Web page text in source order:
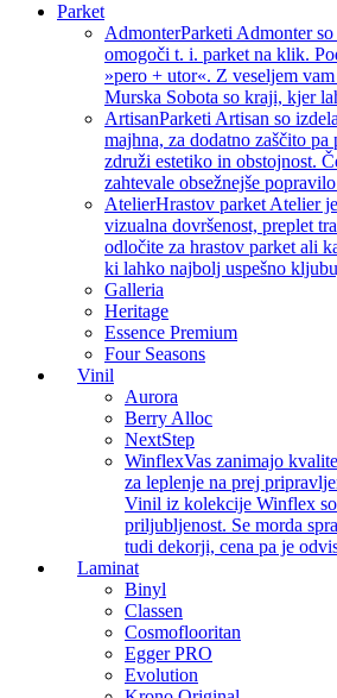
Parket
AdmonterParketi Admonter
omogoči t. i. parket na klik.
»pero + utor«. Z veseljem
Murska Sobota so kraji, kjer
ArtisanParketi Artisan so
majhna, za dodatno zaščito
združi estetiko in obstojnost.
zahtevale obsežnejše
AtelierHrastov parket Atelier
vizualna dovršenost, preplet
odločite za hrastov parket ali
ki lahko najbolj uspešno
Galleria
Heritage
Essence Premium
Four Seasons
Vinil
Aurora
Berry Alloc
NextStep
WinflexVas zanimajo
za leplenje na prej
Vinil iz kolekcije Winflex so
priljubljenost. Se morda
tudi dekorji, cena pa je
Laminat
Binyl
Classen
Cosmoflooritan
Egger PRO
Evolution